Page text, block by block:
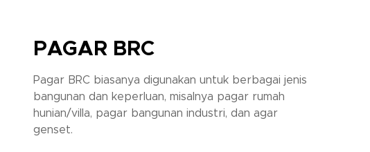
PAGAR BRC
Pagar BRC biasanya digunakan untuk berbagai jenis
bangunan dan keperluan, misalnya pagar rumah
hunian/villa, pagar bangunan industri, dan agar
genset.